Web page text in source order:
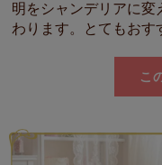
明をシャンデリアに変
わります。とてもおす
こ